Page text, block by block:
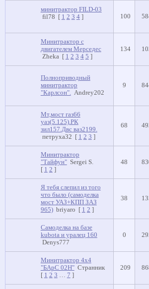
минитрактор FILD-03
fil78
[ 1 2 3 4 ] 100
Минитрактор с
двигателем Мерседес
Zheka [ 1 2 3 4 5 ]
134
Полноприводный
минитрактор
"Карлсон". Andrey202
9
Мт,мост газ66
уаз(5.125).РК
зил157.Двс ваз2199.
петруха32
[ 1 2 3 ]
68
Минитрактор
"Тайфун" Sergei S.
[ 1 2 ]
48
Я тебя слепил из того
что было (самоделка
мост УАЗ+КПП ЗАЗ
965) briyaro [ 1 2 ]
38
Самоделка на базе
kubota и уралец 160
Denys777
0
Минитрактор 4х4
"БАрС 02Н" Странник
[ 1 2 3 … 7 ]
209